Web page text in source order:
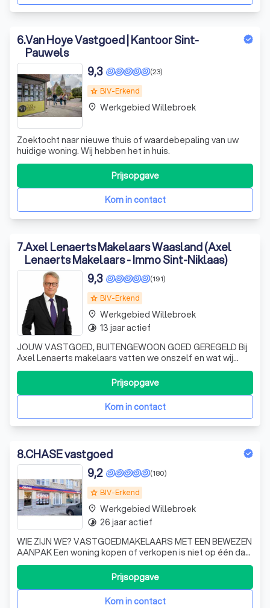
6.Van Hoye Vastgoed | Kantoor Sint-
Pauwels
grade BIV-Erkend
(23)
9,3
Zoektocht naar nieuwe thuis of waardebepaling van uw
huidige woning. Wij hebben het in huis.
Kom in contact
Prijsopgave
place Werkgebied Willebroek
7.Axel Lenaerts Makelaars Waasland (Axel
Lenaerts Makelaars - Immo Sint-Niklaas)
grade BIV-Erkend
(191)
9,3
JOUW VASTGOED, BUITENGEWOON GOED GEREGELD Bij
Axel Lenaerts makelaars vatten we onszelf en wat wij
doen graag samen in vijf begrippen. Die plukken we niet
zomaar uit de lucht: ze weerspiegelen onverkort de hoge
vlucht die wij de laatste jaren namen. Toonaangevend
Axel Lenaerts makelaars verfijnt zi
Kom in contact
Prijsopgave
place Werkgebied Willebroek
timelapse 13 jaar actief
8.CHASE vastgoed
grade BIV-Erkend
(180)
9,2
WIE ZIJN WE? VASTGOEDMAKELAARS MET EEN BEWEZEN
AANPAK Een woning kopen of verkopen is niet op één dag
geregeld. Er komt heel wat bij kijken. Van bezichtigingen
tot onderhandelen over de prijs en een correcte
schatting. Vastgoed CHASE staat u hier graag in bij met
een no-nonsense beleid. Met onze tr
Kom in contact
Prijsopgave
place Werkgebied Willebroek
timelapse 26 jaar actief